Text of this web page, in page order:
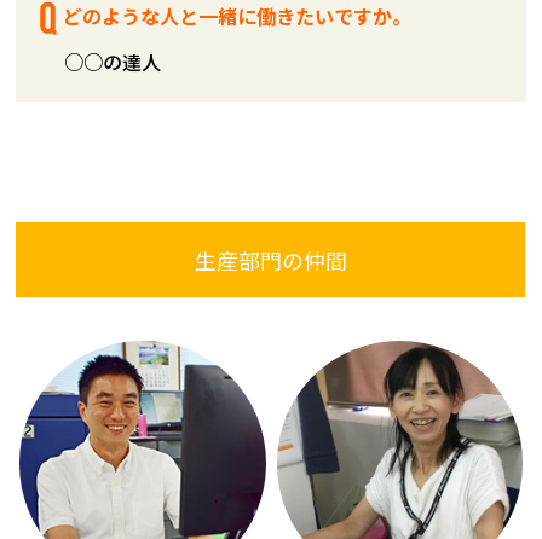
どのような人と一緒に働きたいですか。
○○の達人
生産部門の仲間